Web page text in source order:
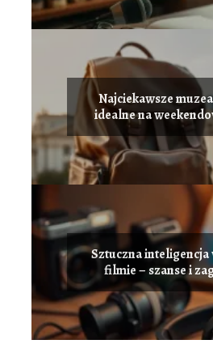
Najciekawsze
idealne na
Sztuczna inteligencja
filmie – szanse i